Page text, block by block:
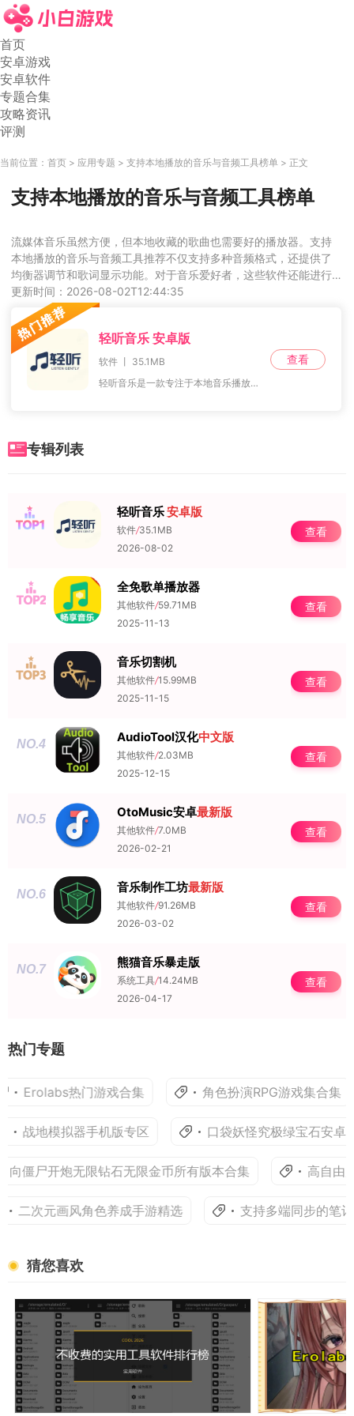
首页
安卓游戏
安卓软件
专题合集
攻略资讯
评测
当前位置： 首页 应用专题 支持本地播放的音乐与音频工具榜单 正文
支持本地播放的音乐与音频工具榜单
流媒体音乐虽然方便，但本地收藏的歌曲也需要好的播放器。支持
本地播放的音乐与音频工具推荐不仅支持多种音频格式，还提供了
均衡器调节和歌词显示功能。对于音乐爱好者，这些软件还能进行
简单的音频剪辑和制作，满足创作需求。界面设计注重播放体验，
操作直观，没有复杂的设置。你可以创建自己的播放列表，享受高
音质的音乐，不受网络限制。
更新时间：2026-08-02T12:44:35
轻听音乐 安卓版
软件 丨 35.1MB
轻听音乐是一款专注于本地音乐播放的实用工具，它能为音乐爱好者提供便捷且优质的播放体验。对于喜欢收藏音乐的用户来说，这款软件支持多种格式的音乐文件识别与播放，无需
查看
专辑列表
NO.1 轻听音乐安卓版
软件/35.1MB
2026-08-02
查看
NO.2 全免歌单播放器
其他软件/59.71MB
2025-11-13
查看
NO.3 音乐切割机
其他软件/15.99MB
2025-11-15
查看
NO.4 AudioTool汉化中文版
其他软件/2.03MB
2025-12-15
查看
NO.5 OtoMusic安卓最新版
其他软件/7.0MB
2026-02-21
查看
NO.6 音乐制作工坊最新版
其他软件/91.26MB
2026-03-02
查看
NO.7 熊猫音乐暴走版
系统工具/14.24MB
2026-04-17
查看
热门专题
Erolabs热门游戏合集 角色扮演RPG游戏集合集
战地模拟器手机版专区 口袋妖怪究极绿宝石安卓
向僵尸开炮无限钻石无限金币所有版本合集 高自由度
二次元画风角色养成手游精选 支持多端同步的笔
猜您喜欢